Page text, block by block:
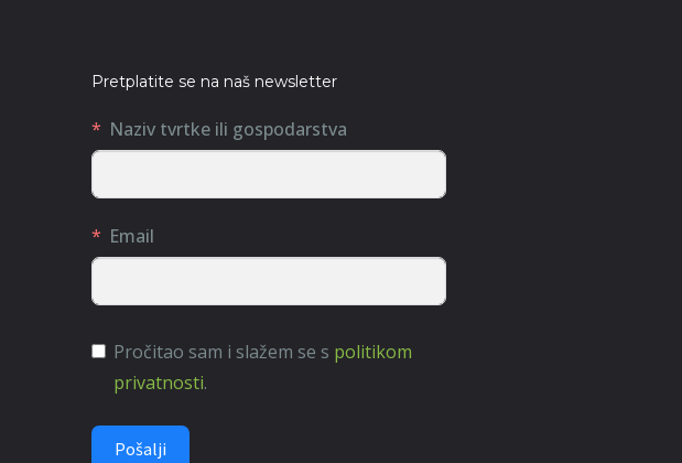
Pretplatite se na naš newsletter
Naziv tvrtke ili gospodarstva
Email
Pročitao sam i slažem se s politikom
privatnosti.
Pošalji